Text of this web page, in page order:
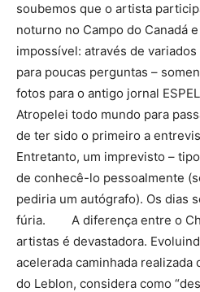
soubemos que o artista
noturno no Campo do Canadá
impossível: através de
para poucas perguntas –
fotos para o antigo jornal
Atropelei todo mundo para
de ter sido o primeiro a
Entretanto, um imprevisto –
de conhecê-lo pessoalmente
pediria um autógrafo). Os dias
fúria. A diferença entre o
artistas é devastadora.
acelerada caminhada
do Leblon, considera como